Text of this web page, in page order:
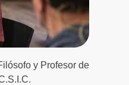
y Profesor de